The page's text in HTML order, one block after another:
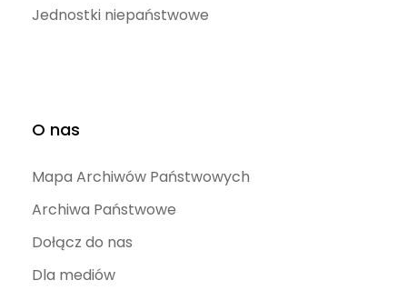
Jednostki niepaństwowe
O nas
Mapa Archiwów Państwowych
Archiwa Państwowe
Dołącz do nas
Dla mediów